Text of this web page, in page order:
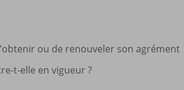
ou de renouveler son agrément
t-elle en vigueur ?